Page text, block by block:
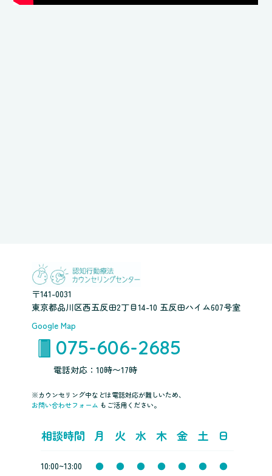
〒141-0031
東京都品川区西五反田2丁目14-10 五反田ハイム607号室
Google Map
075-606-2685
電話対応：10時〜17時
※カウンセリング中などは電話対応が難しいため、
お問い合わせフォーム もご活用ください。
相談時間 月 火 水 木 金 土 日
10:00~13:00 ● ● ● ● ● ● ●